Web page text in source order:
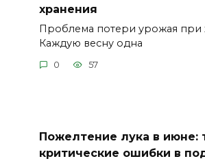
хранения
Проблема потери урожая при
Каждую весну одна
0 57
Пожелтение лука в июне:
критические ошибки в